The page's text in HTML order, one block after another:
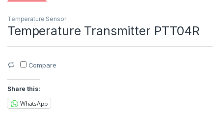
Temperature Sensor
Temperature Transmitter PTT04R
Compare
Share this:
WhatsApp